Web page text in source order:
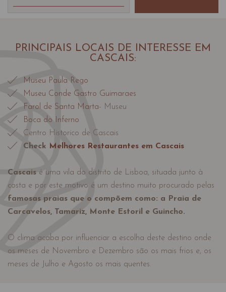
PRINCIPAIS LOCAIS DE INTERESSE EM
CASCAIS:
Museu Paula Rego
Museu Conde Gastro Guimaraes
Farol de Santa Marta- Museu
Boca do Inferno
Centro Historico de Cascais
Check Melhores Restaurantes em Cascais
Cascais é uma vila do distrito de Lisboa, situada junto à
costa e por este motivo é um destino muito procurado pelas
famosas praias que o compõem como: a Praia de
Carcavelos, Tamariz, Monte Estoril e Guincho.
O clima acaba por influenciar a escolha deste destino onde
os meses de Novembro e Dezembro são os mais frios e, os
meses de Julho e Agosto os mais quentes.